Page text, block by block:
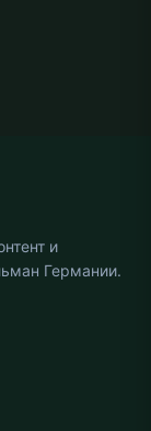
и
Германии.